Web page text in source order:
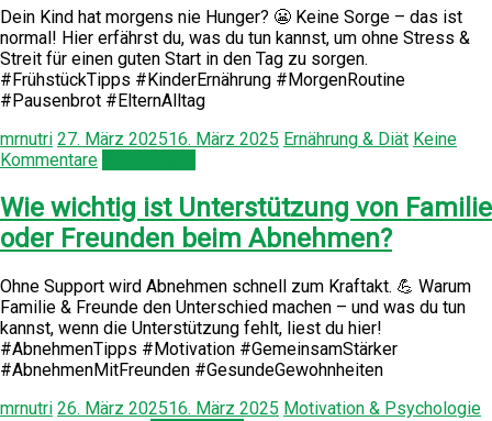
Dein Kind hat morgens nie Hunger? 😬 Keine Sorge – das ist
normal! Hier erfährst du, was du tun kannst, um ohne Stress &
Streit für einen guten Start in den Tag zu sorgen.
#FrühstückTipps #KinderErnährung #MorgenRoutine
#Pausenbrot #ElternAlltag
mrnutri 27. März 202516. März 2025 Ernährung & Diät Keine
Kommentare
Wie wichtig ist Unterstützung von Familie
oder Freunden beim Abnehmen?
Ohne Support wird Abnehmen schnell zum Kraftakt. 💪 Warum
Familie & Freunde den Unterschied machen – und was du tun
kannst, wenn die Unterstützung fehlt, liest du hier!
#AbnehmenTipps #Motivation #GemeinsamStärker
#AbnehmenMitFreunden #GesundeGewohnheiten
mrnutri 26. März 202516. März 2025 Motivation & Psychologie